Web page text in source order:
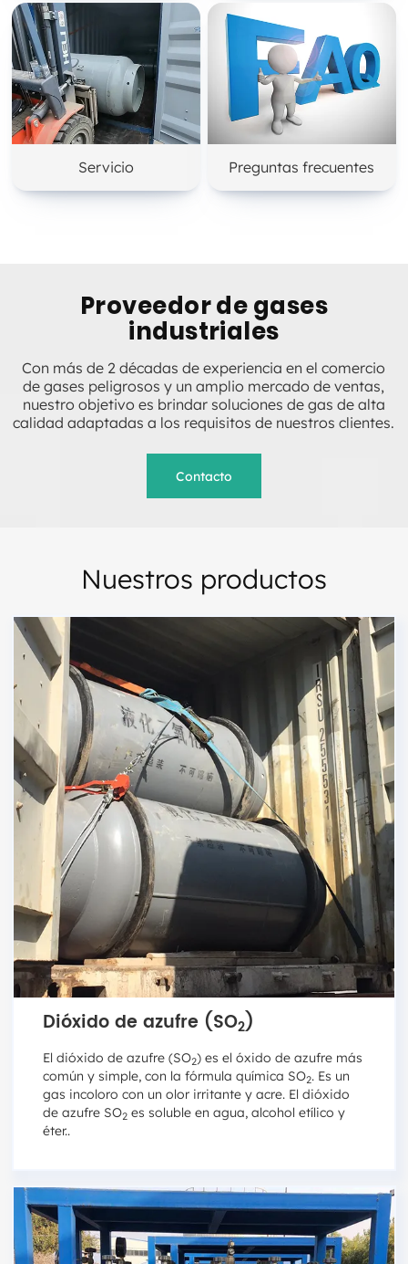
Servicio Preguntas frecuentes
Proveedor de gases
industriales
Con más de 2 décadas de experiencia en el comercio
de gases peligrosos y un amplio mercado de ventas,
nuestro objetivo es brindar soluciones de gas de alta
calidad adaptadas a los requisitos de nuestros clientes.
Contacto
Nuestros productos
Dióxido de azufre (SO2)
El dióxido de azufre (SO2) es el óxido de azufre más
común y simple, con la fórmula química SO2. Es un
gas incoloro con un olor irritante y acre. El dióxido
de azufre SO2 es soluble en agua, alcohol etílico y
éter..